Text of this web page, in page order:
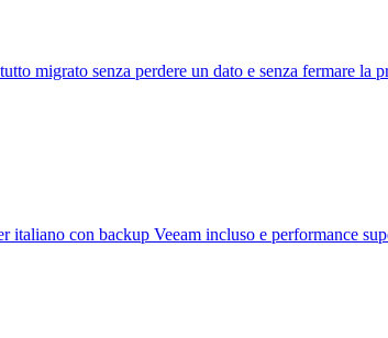
migrato senza perdere un dato e senza fermare la
italiano con backup Veeam incluso e performance